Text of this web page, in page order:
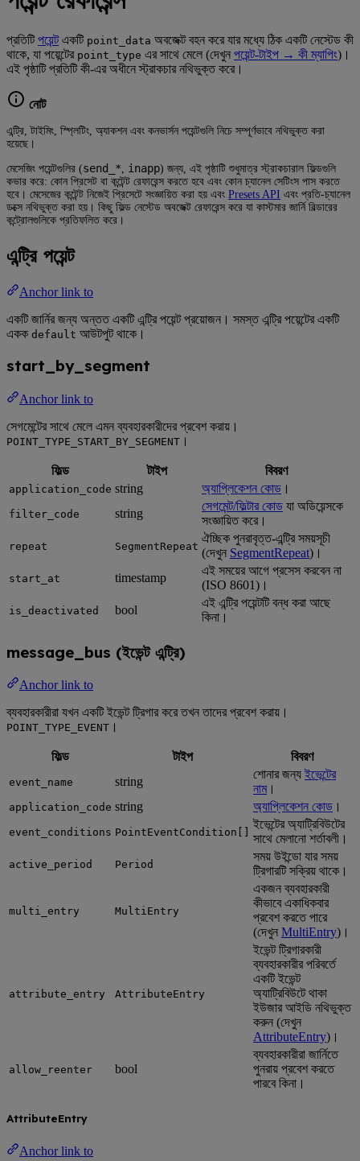
প্রতিটিপয়েন্টএকটি point_data অবজেক্ট বহন করে যার মধ্যে ঠিক একটি নেস্টেড কী
থাকে, যা পয়েন্টের point_type এর সাথে মেলে (দেখুন পয়েন্ট-টাইপ → কী ম্যাপিং)।
এই পৃষ্ঠাটি প্রতিটি কী-এর অধীনে স্ট্রাকচার নথিভুক্ত করে।
নোট
এন্ট্রি, টাইমিং, স্প্লিটিং, অ্যাকশন এবং কনভার্সন পয়েন্টগুলি নিচে সম্পূর্ণভাবে নথিভুক্ত করা
হয়েছে।
মেসেজিং পয়েন্টগুলির (send_* inapp) জন্য, এই পৃষ্ঠাটি শুধুমাত্র স্ট্রাকচারাল ফিল্ডগুলি
কভার করে: কোন প্রিসেট বা কন্টেন্ট রেফারেন্স করতে হবে এবং কোন চ্যানেল সেটিংস পাস করতে
হবে। মেসেজের কন্টেন্ট নিজেই প্রিসেটে সংজ্ঞায়িত করা হয় এবং Presets API এবং প্রতি-চ্যানেল
ডক্সে নথিভুক্ত করা হয়। কিছু ফিল্ড নেস্টেড অবজেক্ট রেফারেন্স করে যা কাস্টমার জার্নি বিল্ডারের
কন্ট্রোলগুলিকে প্রতিফলিত করে।
এন্ট্রি পয়েন্ট
Anchor link to
একটি জার্নির জন্য অন্তত একটি এন্ট্রি পয়েন্ট প্রয়োজন। সমস্ত এন্ট্রি পয়েন্টের একটি
একক default আউটপুট থাকে।
start_by_segment
Anchor link to
সেগমেন্টের সাথে মেলে এমন ব্যবহারকারীদের প্রবেশ করায়।
POINT_TYPE_START_BY_SEGMENT ।
ফিল্ড টাইপ বিবরণ
application_code string অ্যাপ্লিকেশন কোড ।
filter_code string
সেগমেন্ট/ফিল্টার কোড যা অডিয়েন্সকে
সংজ্ঞায়িত করে।
repeat SegmentRepeat
ঐচ্ছিক পুনরাবৃত্ত-এন্ট্রি সময়সূচী
(দেখুন SegmentRepeat)।
start_at timestamp
এই সময়ের আগে প্রসেস করবেন না
(ISO 8601)।
is_deactivated bool
এই এন্ট্রি পয়েন্টটি বন্ধ করা আছে
কিনা।
message_bus (ইভেন্ট এন্ট্রি)
Anchor link to
ব্যবহারকারীরা যখন একটি ইভেন্ট ট্রিগার করে তখন তাদের প্রবেশ করায়।
POINT_TYPE_EVENT ।
ফিল্ড টাইপ বিবরণ
event_name string
শোনার জন্য ইভেন্টের
নাম।
application_code string অ্যাপ্লিকেশন কোড ।
event_conditions PointEventCondition[]
ইভেন্টের অ্যাট্রিবিউটের
সাথে মেলানো শর্তাবলী।
active_period Period
সময় উইন্ডো যার সময়
ট্রিগারটি সক্রিয় থাকে।
multi_entry MultiEntry
একজন ব্যবহারকারী
কীভাবে একাধিকবার
প্রবেশ করতে পারে
(দেখুন MultiEntry)।
attribute_entry AttributeEntry
ইভেন্ট ট্রিগারকারী
ব্যবহারকারীর পরিবর্তে
একটি ইভেন্ট
অ্যাট্রিবিউটে থাকা
ইউজার আইডি নথিভুক্ত
করুন (দেখুন
AttributeEntry)।
allow_reenter bool
ব্যবহারকারীরা জার্নিতে
পুনরায় প্রবেশ করতে
পারবে কিনা।
AttributeEntry
Anchor link to